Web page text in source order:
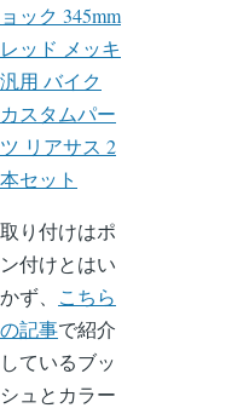
ョック 345mm
レッド メッキ
汎用 バイク
カスタムパー
ツ リアサス 2
本セット
取り付けはポ
ン付けとはい
かず、 こちら
の記事で紹介
しているブッ
シュとカラー